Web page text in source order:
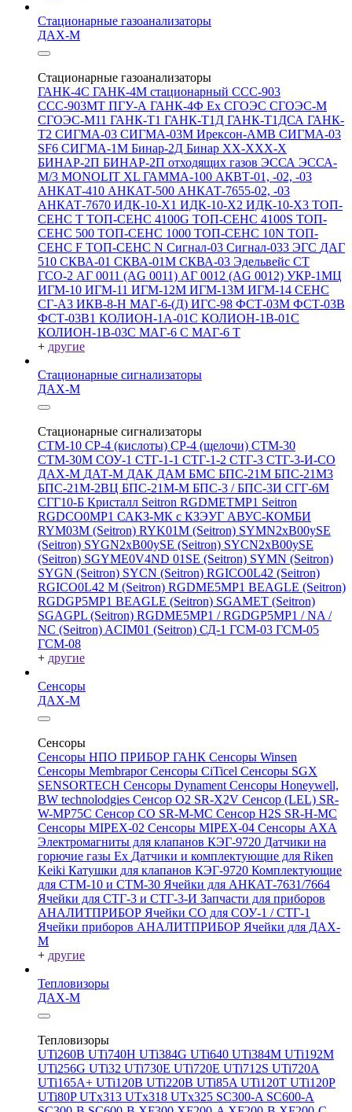
Стационарные газоанализаторы
ДАХ-М
Стационарные газоанализаторы
ГАНК-4С ГАНК-4М стационарный ССС-903
ССС-903МТ ПГУ-А ГАНК-4Ф Ex СГОЭС СГОЭС-М
СГОЭС-М11 ГАНК-Т1 ГАНК-Т1Д ГАНК-Т1ДСА ГАНК-
Т2 СИГМА-03 СИГМА-03М Ирексон-АМВ СИГМА-03
SF6 СИГМА-1М Бинар-2Д Бинар ХХ-ХХХ-Х
БИНАР-2П БИНАР-2П отходящих газов ЭССА ЭССА-
М/3 MONOLIT XL ГАММА-100 АКВТ-01, -02, -03
АНКАТ-410 АНКАТ-500 АНКАТ-7655-02, -03
АНКАТ-7670 ИДК-10-Х1 ИДК-10-Х2 ИДК-10-Х3 ТОП-
СЕНС Т ТОП-СЕНС 4100G ТОП-СЕНС 4100S ТОП-
СЕНС 500 ТОП-СЕНС 1000 ТОП-СЕНС 10N ТОП-
СЕНС F ТОП-СЕНС N Сигнал-03 Сигнал-033 ЭГС ДАГ
510 СКВА-01 СКВА-01М СКВА-03 Эдельвейс СТ
ГСО-2 АГ 0011 (AG 0011) АГ 0012 (AG 0012) УКР-1МЦ
ИГМ-10 ИГМ-11 ИГМ-12М ИГМ-13М ИГМ-14 СЕНС
СГ-А3 ИКВ-8-Н МАГ-6-(Д) ИГС-98 ФСТ-03М ФСТ-03В
ФСТ-03В1 КОЛИОН-1А-01С КОЛИОН-1В-01С
КОЛИОН-1В-03С МАГ-6 С МАГ-6 Т
+ другие
Стационарные сигнализаторы
ДАХ-М
Стационарные сигнализаторы
СТМ-10 СР-4 (кислоты) СР-4 (щелочи) СТМ-30
СТМ-30М СОУ-1 СТГ-1-1 СТГ-1-2 СТГ-3 СТГ-3-И-CO
ДАХ-М ДАТ-М ДАК ДАМ БМС БПС-21М БПС-21М3
БПС-21М-2ВЦ БПС-21М-М БПС-3 / БПС-3И СГГ-6М
СГГ10-Б Кристалл Seitron RGDMETMP1 Seitron
RGDCO0MP1 САКЗ-МК с КЗЭУГ АВУС-КОМБИ
RYM03M (Seitron) RYK01M (Seitron) SYMN2хB00ySE
(Seitron) SYGN2xB00ySE (Seitron) SYCN2xB00ySE
(Seitron) SGYME0V4ND 01SE (Seitron) SYMN (Seitron)
SYGN (Seitron) SYCN (Seitron) RGICO0L42 (Seitron)
RGICO0L42 M (Seitron) RGDME5MP1 BEAGLE (Seitron)
RGDGP5MP1 BEAGLE (Seitron) SGAMET (Seitron)
SGAGPL (Seitron) RGDME5MP1 / RGDGP5MP1 / NA /
NC (Seitron) ACIM01 (Seitron) СД-1 ГСМ-03 ГСМ-05
ГСМ-08
+ другие
Сенсоры
ДАХ-М
Сенсоры
Сенсоры НПО ПРИБОР ГАНК Сенсоры Winsen
Сенсоры MembraporСенсоры CiTicel Сенсоры SGX
SENSORTECH Сенсоры Dynament Сенсоры Honeywell,
BW technolodgies Сенсор O2 SR-X2V Сенсор (LEL) SR-
W-MP75C Сенсор CO SR-M-MC Сенсор H2S SR-H-MC
Сенсоры MIPEX-02 Сенсоры MIPEX-04 Сенсоры АХА
Электромагниты для клапанов КЭГ-9720 Датчики на
горючие газы Ex Датчики и комплектующие для Riken
Keiki Катушки для клапанов КЭГ-9720 Комплектующие
для СТМ-10 и СТМ-30 Ячейки для АНКАТ-7631/7664
Ячейки для СТГ-3 и СТГ-3-И Запчасти для приборов
АНАЛИТПРИБОР Ячейки CO для СОУ-1 / СТГ-1
Ячейки приборов АНАЛИТПРИБОР Ячейки для ДАХ-
М
+ другие
Тепловизоры
ДАХ-М
Тепловизоры
UTi260В UTi740H UTi384G UTi640 UTi384M UTi192M
UTi256G UTi32 UTi730E UTi720E UTi712S UTi720A
UTi165A+ UTi120B UTi220B UTi85A UTi120T UTi120P
UTi80PUTx313 UTx318 UTx325 SC300-A SC600-A